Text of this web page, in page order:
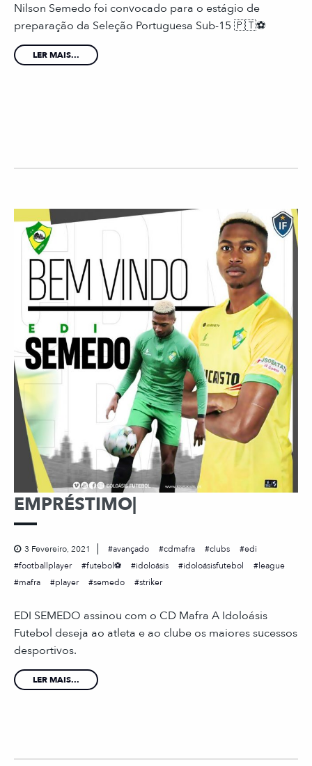
Nilson Semedo foi convocado para o estágio de
preparação da Seleção Portuguesa Sub-15 🇵🇹⚽️
LER MAIS...
EMPRÉSTIMO|
3 Fevereiro, 2021 avançado cdmafra clubs
edi
footballplayer
futebol⚽ idoloásis idoloásisfutebol
league
mafra
player semedo striker
EDI SEMEDO assinou com o CD Mafra A Idoloásis
Futebol deseja ao atleta e ao clube os maiores sucessos
desportivos.
LER MAIS...